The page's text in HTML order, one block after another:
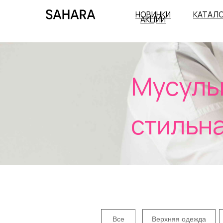
НОВИНКИ
АКЦИИ
Все Верхняя одежда